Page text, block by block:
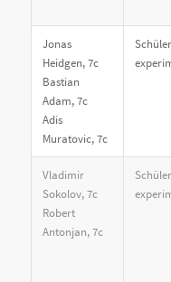
Jonas
Heidgen, 7c
Bastian
Adam, 7c
Adis
Muratovic, 7c
Schüler
Vladimir
Sokolov, 7c
Robert
Antonjan, 7c
Schüler